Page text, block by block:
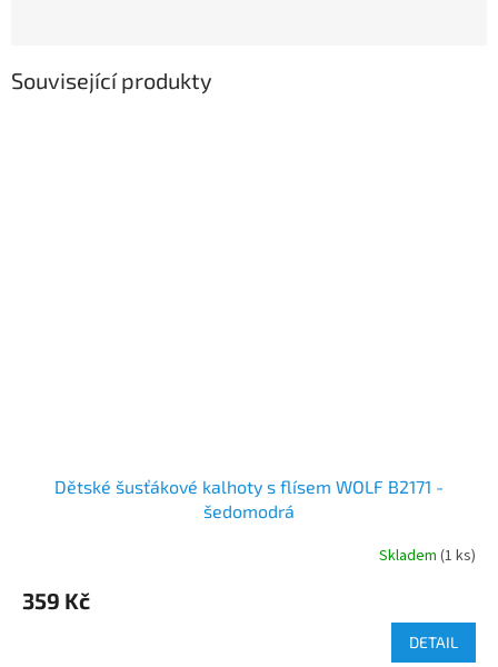
Související produkty
Dětské šusťákové kalhoty s flísem WOLF B2171 -
šedomodrá
Skladem (1 ks)
359 Kč
DETAIL